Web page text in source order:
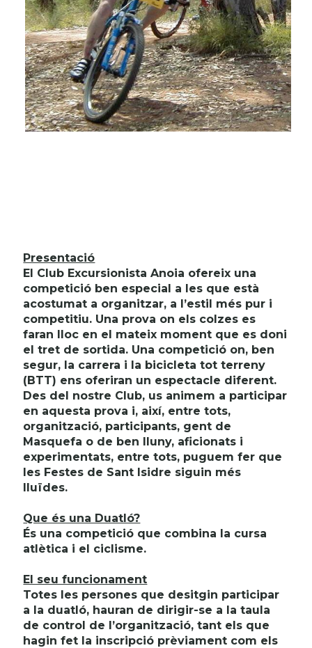
Presentació
El Club Excursionista Anoia ofereix una
competició ben especial a les que està
acostumat a organitzar, a l’estil més pur i
competitiu. Una prova on els colzes es
faran lloc en el mateix moment que es doni
el tret de sortida. Una competició on, ben
segur, la carrera i la bicicleta tot terreny
(BTT) ens oferiran un espectacle diferent.
Des del nostre Club, us animem a participar
en aquesta prova i, així, entre tots,
organització, participants, gent de
Masquefa o de ben lluny, aficionats i
experimentats, entre tots, puguem fer que
les Festes de Sant Isidre siguin més
lluïdes.
Que és una Duatló?
És una competició que combina la cursa
atlètica i el ciclisme.
El seu funcionament
Totes les persones que desitgin participar
a la duatló, hauran de dirigir-se a la taula
de control de l’organització, tant els que
hagin fet la inscripció prèviament com els